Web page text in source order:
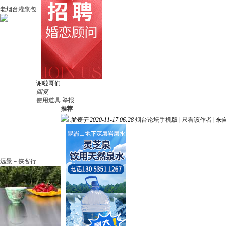
老烟台灌浆包
谢啦哥们
回复
使用道具 举报
远景－侠客行
推荐
发表于 2020-11-17 06:28 烟台论坛手机版 只看该作者 来